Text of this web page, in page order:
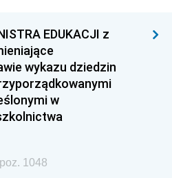
EDUKACJI z
wykazu dziedzin
w
1048